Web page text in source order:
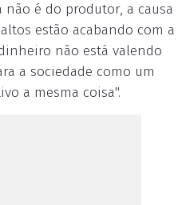
é do produtor, a causa
estão acabando com a
não está valendo
a sociedade como um
a mesma coisa".